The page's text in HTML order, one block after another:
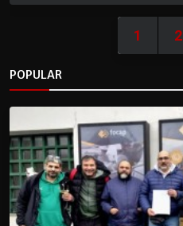
1 2
POPULAR